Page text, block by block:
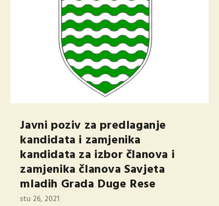
Javni poziv za predlaganje
kandidata i zamjenika
kandidata za izbor članova i
zamjenika članova Savjeta
mladih Grada Duge Rese
stu 26, 2021